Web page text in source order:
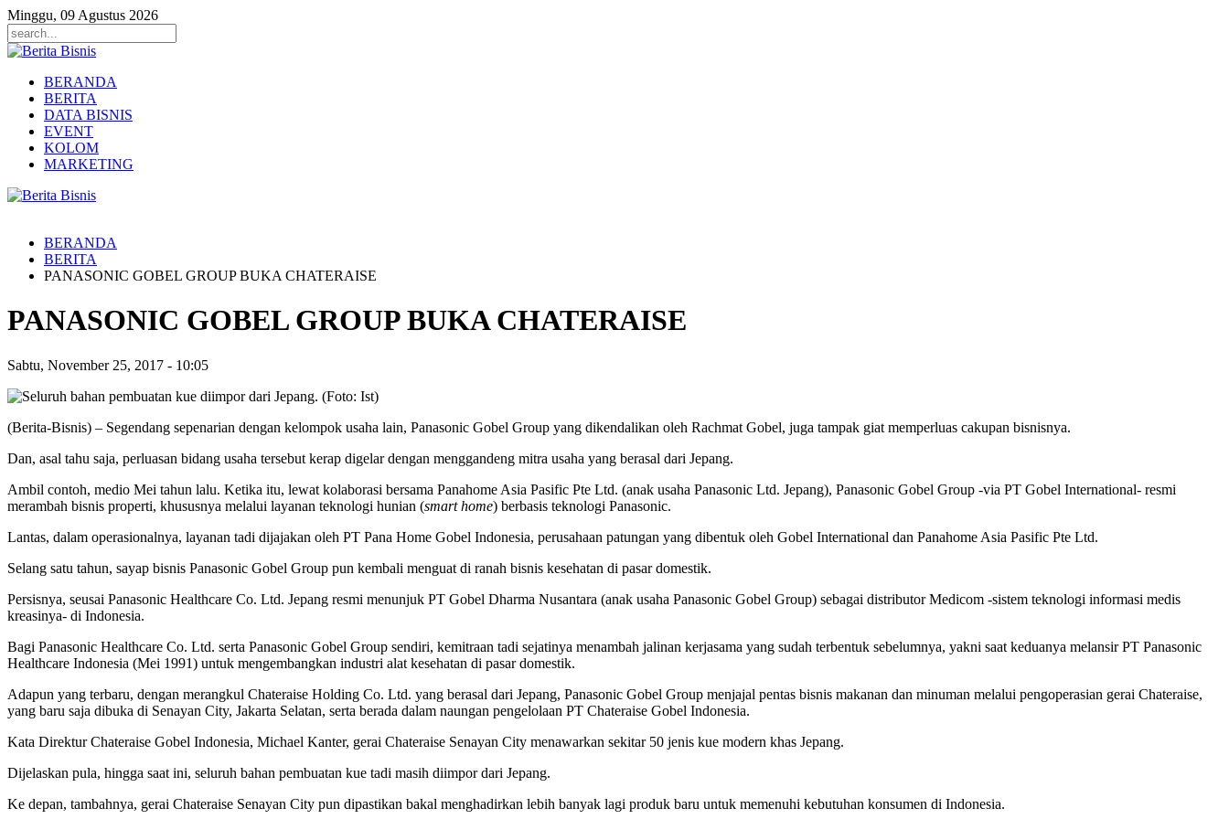
Minggu, 09 Agustus 2026
BERANDA
BERITA
DATA BISNIS
EVENT
KOLOM
MARKETING
BERANDA
BERITA
PANASONIC GOBEL GROUP BUKA CHATERAISE
PANASONIC GOBEL GROUP BUKA CHATERAISE
Sabtu, November 25, 2017 - 10:05
(Berita-Bisnis) – Segendang sepenarian dengan kelompok usaha lain, Panasonic Gobel Group yang dikendalikan oleh Rachmat Gobel, juga tampak giat memperluas cakupan bisnisnya.
Dan, asal tahu saja, perluasan bidang usaha tersebut kerap digelar dengan menggandeng mitra usaha yang berasal dari Jepang.
Ambil contoh, medio Mei tahun lalu. Ketika itu, lewat kolaborasi bersama Panahome Asia Pasific Pte Ltd. (anak usaha Panasonic Ltd. Jepang), Panasonic Gobel Group -via PT Gobel International- resmi
merambah bisnis properti, khususnya melalui layanan teknologi hunian (smart home) berbasis teknologi Panasonic.
Lantas, dalam operasionalnya, layanan tadi dijajakan oleh PT Pana Home Gobel Indonesia, perusahaan patungan yang dibentuk oleh Gobel International dan Panahome Asia Pasific Pte Ltd.
Selang satu tahun, sayap bisnis Panasonic Gobel Group pun kembali menguat di ranah bisnis kesehatan di pasar domestik.
Persisnya, seusai Panasonic Healthcare Co. Ltd. Jepang resmi menunjuk PT Gobel Dharma Nusantara (anak usaha Panasonic Gobel Group) sebagai distributor Medicom -sistem teknologi informasi medis
kreasinya- di Indonesia.
Bagi Panasonic Healthcare Co. Ltd. serta Panasonic Gobel Group sendiri, kemitraan tadi sejatinya menambah jalinan kerjasama yang sudah terbentuk sebelumnya, yakni saat keduanya melansir PT Panasonic
Healthcare Indonesia (Mei 1991) untuk mengembangkan industri alat kesehatan di pasar domestik.
Adapun yang terbaru, dengan merangkul Chateraise Holding Co. Ltd. yang berasal dari Jepang, Panasonic Gobel Group menjajal pentas bisnis makanan dan minuman melalui pengoperasian gerai Chateraise,
yang baru saja dibuka di Senayan City, Jakarta Selatan, serta berada dalam naungan pengelolaan PT Chateraise Gobel Indonesia.
Kata Direktur Chateraise Gobel Indonesia, Michael Kanter, gerai Chateraise Senayan City menawarkan sekitar 50 jenis kue modern khas Jepang.
Dijelaskan pula, hingga saat ini, seluruh bahan pembuatan kue tadi masih diimpor dari Jepang.
Ke depan, tambahnya, gerai Chateraise Senayan City pun dipastikan bakal menghadirkan lebih banyak lagi produk baru untuk memenuhi kebutuhan konsumen di Indonesia.